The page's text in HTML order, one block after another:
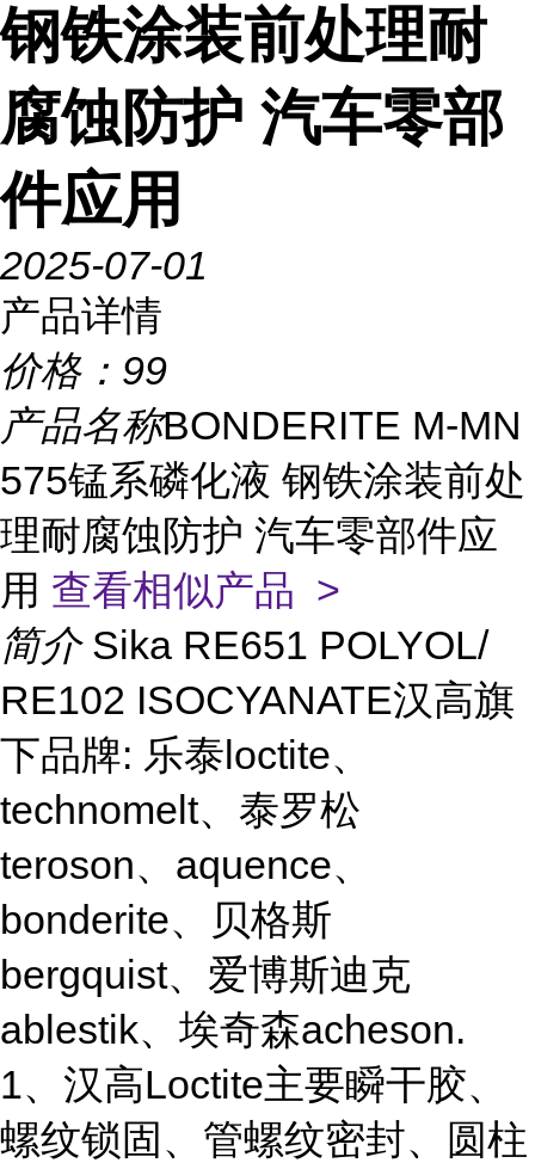
钢铁涂装前处理耐
腐蚀防护 汽车零部
件应用
2025-07-01
产品详情
价格： 99
产品名称BONDERITE M-MN
575锰系磷化液 钢铁涂装前处
理耐腐蚀防护 汽车零部件应
用 查看相似产品 >
简介 Sika RE651 POLYOL/
RE102 ISOCYANATE汉高旗
下品牌: 乐泰loctite、
technomelt、泰罗松
teroson、aquence、
bonderite、贝格斯
bergquist、爱博斯迪克
ablestik、埃奇森acheson.
1、汉高Loctite主要瞬干胶、
螺纹锁固、管螺纹密封、圆柱